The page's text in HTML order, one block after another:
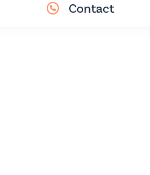
Contact